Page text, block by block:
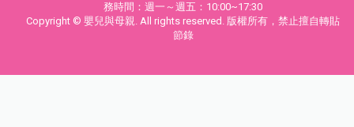
務時間：週一～週五：10:00~17:30
Copyright © 嬰兒與母親. All rights reserved. 版權所有，禁止擅自轉貼
節錄